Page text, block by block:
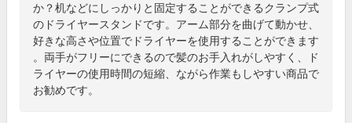
か？机などにしっかりと固定することができるクランプ式
のドライヤースタンドです。アーム部分を曲げて動かせ、
好きな高さや位置でドライヤーを使用することができます
。両手がフリーにできるので髪のお手入れがしやすく、ド
ライヤーの使用時間の短縮、ながら作業もしやすい商品で
お勧めです。